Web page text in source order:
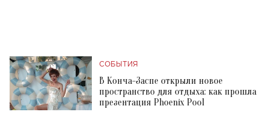
СОБЫТИЯ
В Конча-Заспе открыли новое
пространство для отдыха: как прошла
презентация Phoenix Pool